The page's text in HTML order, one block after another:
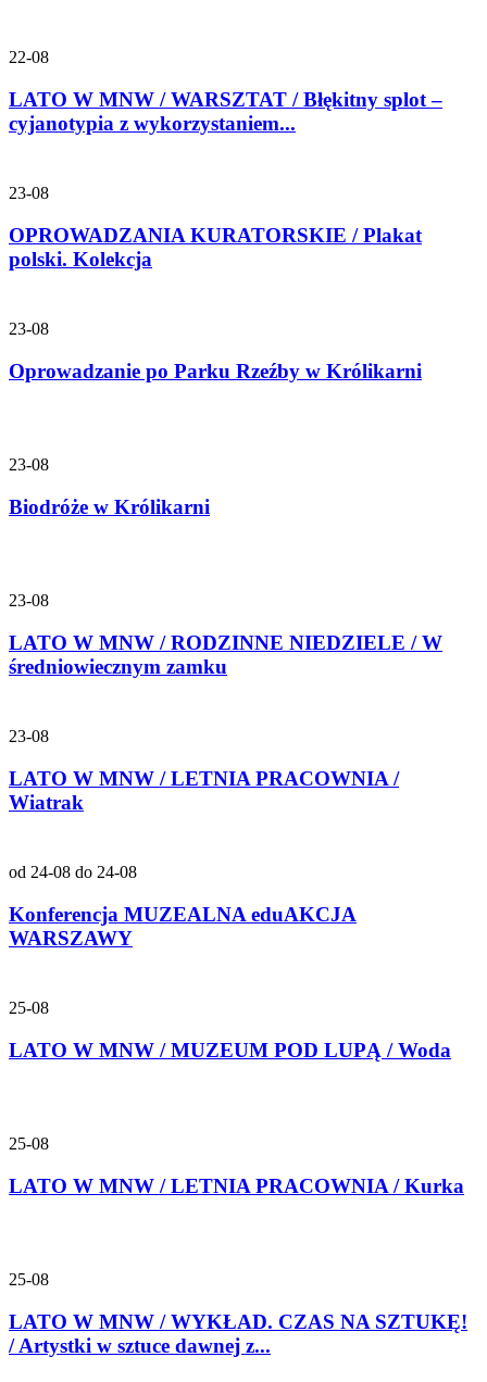
22-08
LATO W MNW / WARSZTAT / Błękitny splot –
cyjanotypia z wykorzystaniem...
23-08
OPROWADZANIA KURATORSKIE / Plakat
polski. Kolekcja
23-08
Oprowadzanie po Parku Rzeźby w Królikarni
23-08
Biodróże w Królikarni
23-08
LATO W MNW / RODZINNE NIEDZIELE / W
średniowiecznym zamku
23-08
LATO W MNW / LETNIA PRACOWNIA /
Wiatrak
od 24-08 do 24-08
Konferencja MUZEALNA eduAKCJA
WARSZAWY
25-08
LATO W MNW / MUZEUM POD LUPĄ / Woda
25-08
LATO W MNW / LETNIA PRACOWNIA / Kurka
25-08
LATO W MNW / WYKŁAD. CZAS NA SZTUKĘ!
/ Artystki w sztuce dawnej z...